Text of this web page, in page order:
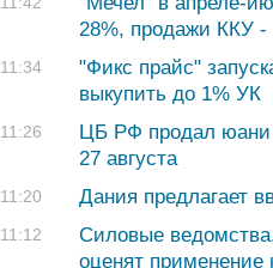
28%, продажи ККУ -
11:34
"Фикс прайс"
выкупить до 1% УК
11:26
ЦБ РФ продал юани
27 августа
11:20 Дания предлагает
11:12
Силовые
оценят